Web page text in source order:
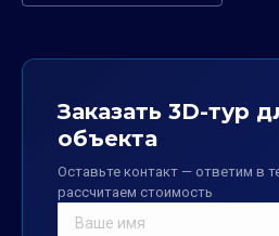
Заказать 3D-тур
объекта
Оставьте контакт — ответим в
рассчитаем стоимость